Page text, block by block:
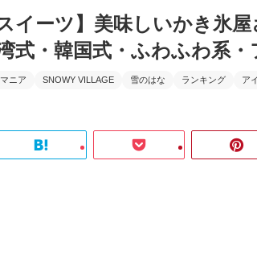
イーツ】美味しいかき氷
式・韓国式・ふわふわ系
ニア SNOWY VILLAGE 雪のはな ランキング ア